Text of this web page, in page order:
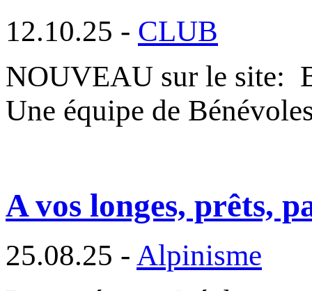
12.10.25 - CLUB
NOUVEAU sur le site:
Une équipe de
A vos longes, prêts,
25.08.25 - Alpinisme